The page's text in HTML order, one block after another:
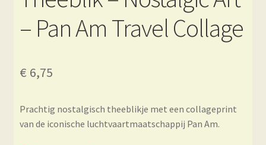
– Pan Am Travel Collage
€ 6,75
Prachtig nostalgisch theeblikje met een collageprint
van de iconische luchtvaartmaatschappij Pan Am.